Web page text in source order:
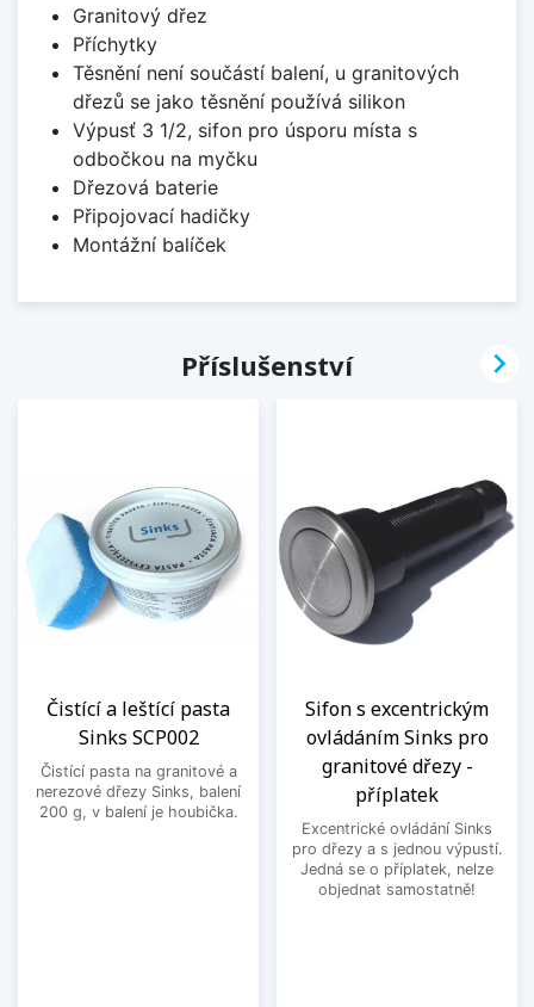
Granitový dřez
Příchytky
Těsnění není součástí balení, u granitových
dřezů se jako těsnění používá silikon
Výpusť 3 1/2, sifon pro úsporu místa s
odbočkou na myčku
Dřezová baterie
Připojovací hadičky
Montážní balíček
Příslušenství
Čistící a leštící pasta
Sinks SCP002
Čistící pasta na granitové a
nerezové dřezy Sinks, balení
200 g, v balení je houbička.
Sifon s excentrickým
ovládáním Sinks pro
granitové dřezy -
příplatek
Excentrické ovládání Sinks
pro dřezy a s jednou výpustí.
Jedná se o příplatek, nelze
objednat samostatně!
